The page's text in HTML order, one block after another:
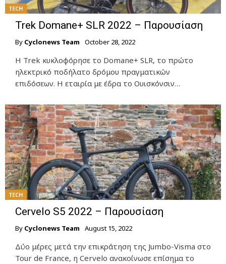
TECH
Trek Domane+ SLR 2022 – Παρουσίαση
By Cyclonews Team October 28, 2022
Η Trek κυκλοφόρησε τo Domane+ SLR, το πρώτο
ηλεκτρικό ποδήλατο δρόμου πραγματικών
επιδόσεων. Η εταιρία με έδρα το Ουισκόνσιν…
TECH
Cervelo S5 2022 – Παρουσίαση
By Cyclonews Team August 15, 2022
Δύο μέρες μετά την επικράτηση της Jumbo-Visma στο
Tour de France, η Cervelo ανακοίνωσε επίσημα το